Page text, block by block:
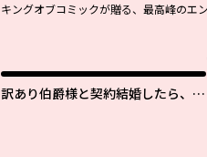
キングオブコミックが贈る、最高峰のエ
訳あり伯爵様と契約結婚したら、義